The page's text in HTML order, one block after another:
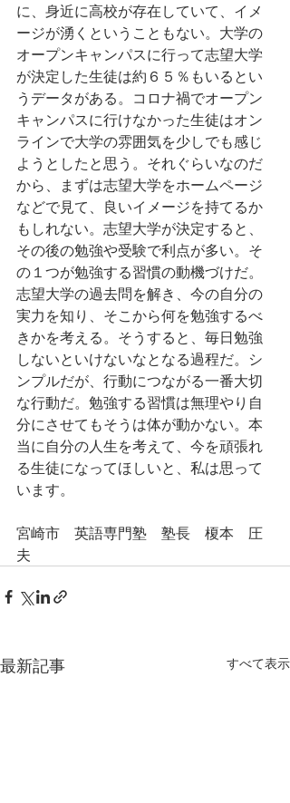
に、身近に高校が存在していて、イメ
ージが湧くということもない。大学の
オープンキャンパスに行って志望大学
が決定した生徒は約６５％もいるとい
うデータがある。コロナ禍でオープン
キャンパスに行けなかった生徒はオン
ラインで大学の雰囲気を少しでも感じ
ようとしたと思う。それぐらいなのだ
から、まずは志望大学をホームページ
などで見て、良いイメージを持てるか
もしれない。志望大学が決定すると、
その後の勉強や受験で利点が多い。そ
の１つが勉強する習慣の動機づけだ。
志望大学の過去問を解き、今の自分の
実力を知り、そこから何を勉強するべ
きかを考える。そうすると、毎日勉強
しないといけないなとなる過程だ。シ
ンプルだが、行動につながる一番大切
な行動だ。勉強する習慣は無理やり自
分にさせてもそうは体が動かない。本
当に自分の人生を考えて、今を頑張れ
る生徒になってほしいと、私は思って
います。
宮崎市　英語専門塾　塾長　榎本　圧
夫
最新記事 すべて表示